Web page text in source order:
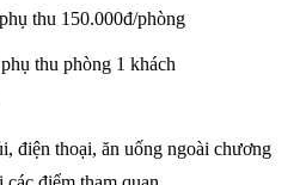
thu 150.000đ/phòng
thu phòng 1 khách
điện thoại, ăn uống ngoài chương